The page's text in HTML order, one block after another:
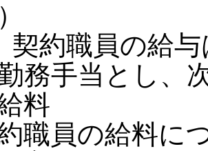
約職員の給与
務手当とし、
給料
員の給料につ